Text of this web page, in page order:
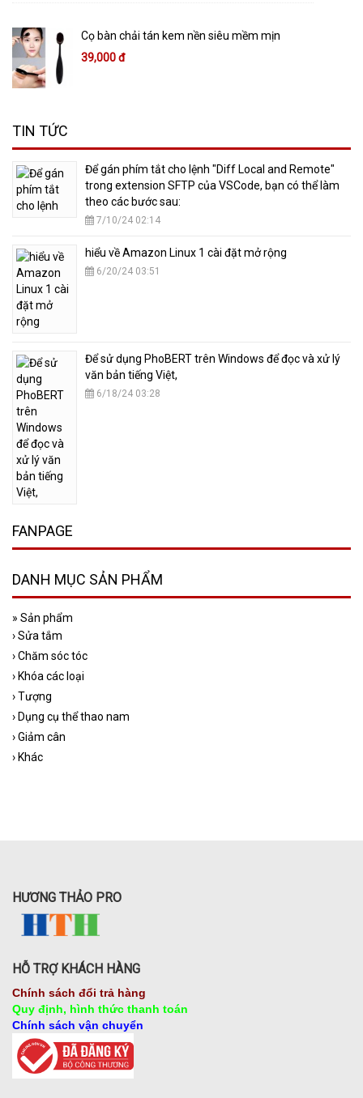
Cọ bàn chải tán kem nền siêu mềm mịn
39,000 đ
TIN TỨC
​Để gán phím tắt cho lệnh "Diff Local and Remote"
trong extension SFTP của VSCode, bạn có thể làm
theo các bước sau:
7/10/24 02:14
hiểu về Amazon Linux 1 cài đặt mở rộng
6/20/24 03:51
​Để sử dụng PhoBERT trên Windows để đọc và xử lý
văn bản tiếng Việt,
6/18/24 03:28
FANPAGE
DANH MỤC SẢN PHẨM
» Sản phẩm
›Sửa tắm
›Chăm sóc tóc
› Khóa các loại
›Tượng
› Dụng cụ thể thao nam
›Giảm cân
› Khác
HƯƠNG THẢO PRO
HỖ TRỢ KHÁCH HÀNG
Chính sách đổi trả hàng
Quy định, hình thức thanh toán
Chính sách vận chuyển